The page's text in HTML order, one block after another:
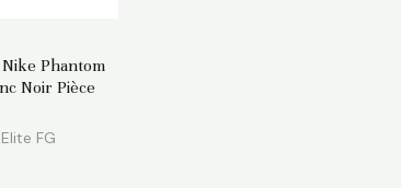
Phantom
Noir Pièce
FG